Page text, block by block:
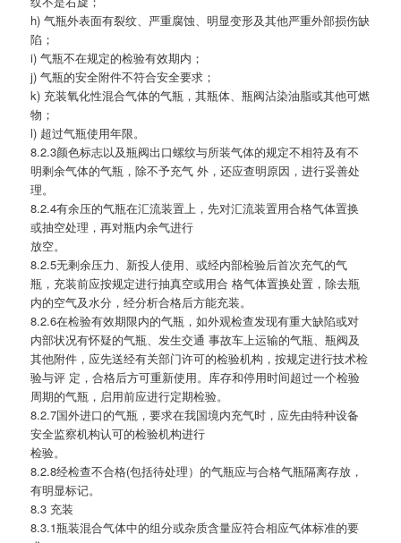
h) 气瓶外表面有裂纹、严重腐蚀、明显变形及其他严重外部损伤缺
陷；
i) 气瓶不在规定的检验有效期内；
j) 气瓶的安全附件不符合安全要求；
k) 充装氧化性混合气体的气瓶，其瓶体、瓶阀沾染油脂或其他可燃
物；
l) 超过气瓶使用年限。
8.2.3颜色标志以及瓶阀出口螺纹与所装气体的规定不相符及有不
明剩余气体的气瓶，除不予充气 外，还应查明原因，进行妥善处
理。
8.2.4有余压的气瓶在汇流装置上，先对汇流装置用合格气体置换
或抽空处理，再对瓶内余气进行
放空。
8.2.5无剩余压力、新投人使用、或经内部检验后首次充气的气
瓶，充装前应按规定进行抽真空或用合 格气体置换处置，除去瓶
内的空气及水分，经分析合格后方能充装。
8.2.6在检验有效期限内的气瓶，如外观检查发现有重大缺陷或对
内部状况有怀疑的气瓶、发生交通 事故车上运输的气瓶、瓶阀及
其他附件，应先送经有关部门许可的检验机构，按规定进行技术检
验与评 定，合格后方可重新使用。库存和停用时间超过一个检验
周期的气瓶，启用前应进行定期检验。
8.2.7国外进口的气瓶，要求在我国境内充气时，应先由特种设备
安全监察机构认可的检验机构进行
检验。
8.2.8经检查不合格(包括待处理）的气瓶应与合格气瓶隔离存放，
有明显标记。
8.3 充装
8.3.1瓶装混合气体中的组分或杂质含量应符合相应气体标准的要